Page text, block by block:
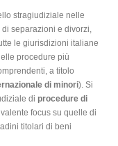
stragiudiziale nelle
di separazioni e divorzi,
le giurisdizioni italiane
procedure più
a titolo
di minori). Si
di procedure di
focus su quelle di
titolari di beni